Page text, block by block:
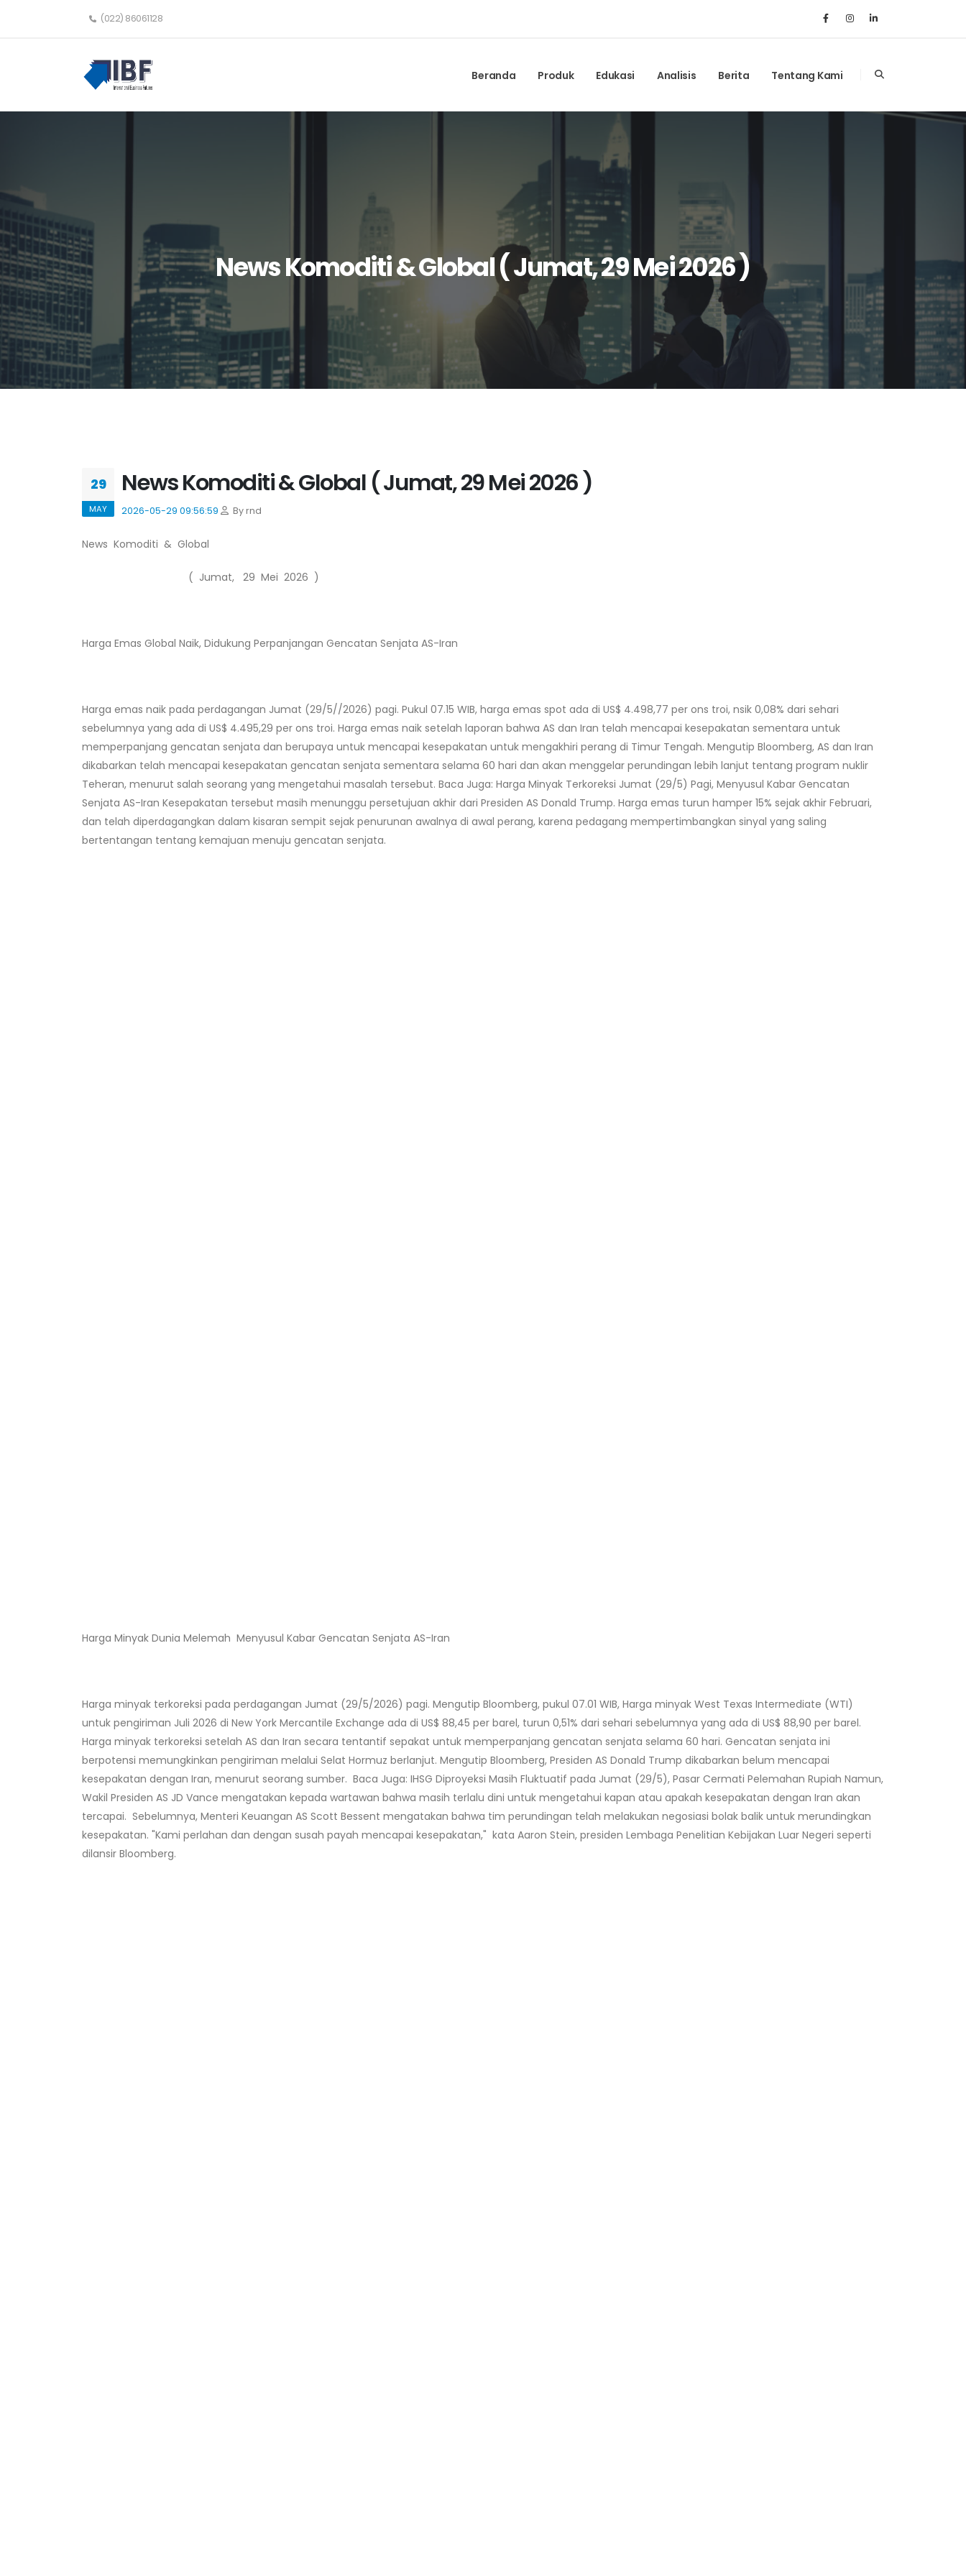
(022) 86061128
Beranda Produk Edukasi Analisis Berita Tentang Kami
News Komoditi & Global ( Jumat, 29 Mei 2026 )
29
MAY
News Komoditi & Global ( Jumat, 29 Mei 2026 )
2026-05-29 09:56:59 By rnd
News Komoditi & Global
( Jumat, 29 Mei 2026 )
Harga Emas Global Naik, Didukung Perpanjangan Gencatan Senjata AS-Iran
Harga emas naik pada perdagangan Jumat (29/5//2026) pagi. Pukul 07.15 WIB, harga emas spot ada di US$ 4.498,77 per ons troi, nsik 0,08% dari sehari
sebelumnya yang ada di US$ 4.495,29 per ons troi. Harga emas naik setelah laporan bahwa AS dan Iran telah mencapai kesepakatan sementara untuk
memperpanjang gencatan senjata dan berupaya untuk mencapai kesepakatan untuk mengakhiri perang di Timur Tengah. Mengutip Bloomberg, AS dan Iran
dikabarkan telah mencapai kesepakatan gencatan senjata sementara selama 60 hari dan akan menggelar perundingan lebih lanjut tentang program nuklir
Teheran, menurut salah seorang yang mengetahui masalah tersebut. Baca Juga: Harga Minyak Terkoreksi Jumat (29/5) Pagi, Menyusul Kabar Gencatan
Senjata AS-Iran Kesepakatan tersebut masih menunggu persetujuan akhir dari Presiden AS Donald Trump. Harga emas turun hamper 15% sejak akhir Februari,
dan telah diperdagangkan dalam kisaran sempit sejak penurunan awalnya di awal perang, karena pedagang mempertimbangkan sinyal yang saling
bertentangan tentang kemajuan menuju gencatan senjata.
Harga Minyak Dunia Melemah Menyusul Kabar Gencatan Senjata AS-Iran
Harga minyak terkoreksi pada perdagangan Jumat (29/5/2026) pagi. Mengutip Bloomberg, pukul 07.01 WIB, Harga minyak West Texas Intermediate (WTI)
untuk pengiriman Juli 2026 di New York Mercantile Exchange ada di US$ 88,45 per barel, turun 0,51% dari sehari sebelumnya yang ada di US$ 88,90 per barel.
Harga minyak terkoreksi setelah AS dan Iran secara tentantif sepakat untuk memperpanjang gencatan senjata selama 60 hari. Gencatan senjata ini
berpotensi memungkinkan pengiriman melalui Selat Hormuz berlanjut. Mengutip Bloomberg, Presiden AS Donald Trump dikabarkan belum mencapai
kesepakatan dengan Iran, menurut seorang sumber. Baca Juga: IHSG Diproyeksi Masih Fluktuatif pada Jumat (29/5), Pasar Cermati Pelemahan Rupiah Namun,
Wakil Presiden AS JD Vance mengatakan kepada wartawan bahwa masih terlalu dini untuk mengetahui kapan atau apakah kesepakatan dengan Iran akan
tercapai. Sebelumnya, Menteri Keuangan AS Scott Bessent mengatakan bahwa tim perundingan telah melakukan negosiasi bolak balik untuk merundingkan
kesepakatan. "Kami perlahan dan dengan susah payah mencapai kesepakatan," kata Aaron Stein, presiden Lembaga Penelitian Kebijakan Luar Negeri seperti
dilansir Bloomberg.